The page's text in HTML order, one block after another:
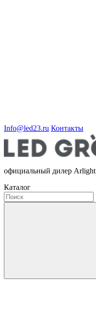
Info@led23.ru Контакты
официальный дилер Arlight
Каталог